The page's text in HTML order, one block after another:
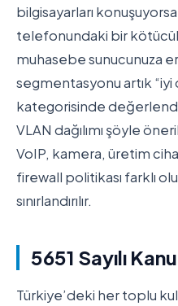
bilgisayarları
telefonundaki bir kötücül
muhasebe sunucunuza
segmentasyonu artık “iyi
kategorisinde
VLAN dağılımı şöyle
VoIP, kamera, üretim
firewall politikası farklı
sınırlandırılır.
5651 Sayılı
Türkiye’deki her toplu